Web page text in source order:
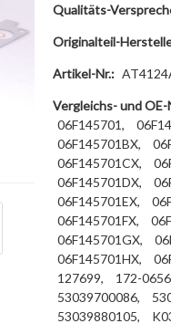
Qualitäts-
Originalteil-
Artikel-Nr.:
Vergleichs- und OE-
06F145701,
06F145701BX,
06F145701CX,
06F145701DX,
06F145701EX,
06F145701FX,
06F145701GX,
06F145701HX,
127699,
172-
53039700086,
53039880105,